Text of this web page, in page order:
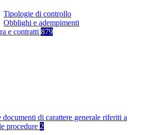
Tipologie di controllo
Obblighi e adempimenti
e contratti 879
documenti di carattere generale riferiti a
procedure 2